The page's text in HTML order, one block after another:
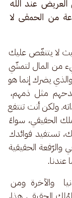
عند الله
من الحمقى لا
لا يتنغّص عليك
من المال لتمشّي
يضرك إنما هو
مثل ذمهم،
ولكن أنت تنتفع
الحقيقي، سواءً
تستفيد فوائدك
الحقيقية
عندنا.
والآخرة ومن